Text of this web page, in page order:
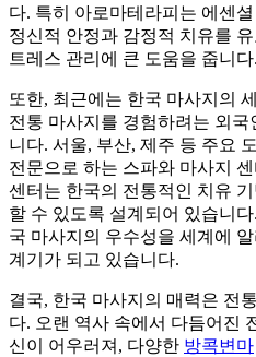
다. 특히 아로마테라피는 에센
정신적 안정과 감정적 치유를
트레스 관리에 큰 도움을 줍니다.
또한, 최근에는 한국 마사지의
전통 마사지를 경험하려는 외
니다. 서울, 부산, 제주 등 주요
전문으로 하는 스파와 마사지
센터는 한국의 전통적인 치유
할 수 있도록 설계되어 있습니
국 마사지의 우수성을 세계에
계기가 되고 있습니다.
결국, 한국 마사지의 매력은 전
다. 오랜 역사 속에서 다듬어진
신이 어우러져, 다양한 방콕변마